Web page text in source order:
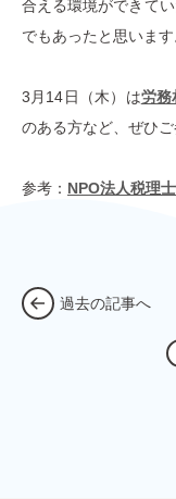
合える環境ができて
でもあったと思います
3月14日（木）は労務
のある方など、ぜひご
参考： NPO法人税理
過去の記事へ